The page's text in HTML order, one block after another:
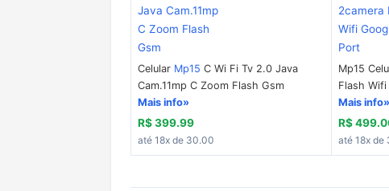
Celular Mp15 C Wi Fi Tv 2.0 Java
Cam.11mp C Zoom Flash Gsm
Mais info»
R$ 399.99
até 18x de 30.00
Mp15
Flash
Mais info»
R$
até 18x de